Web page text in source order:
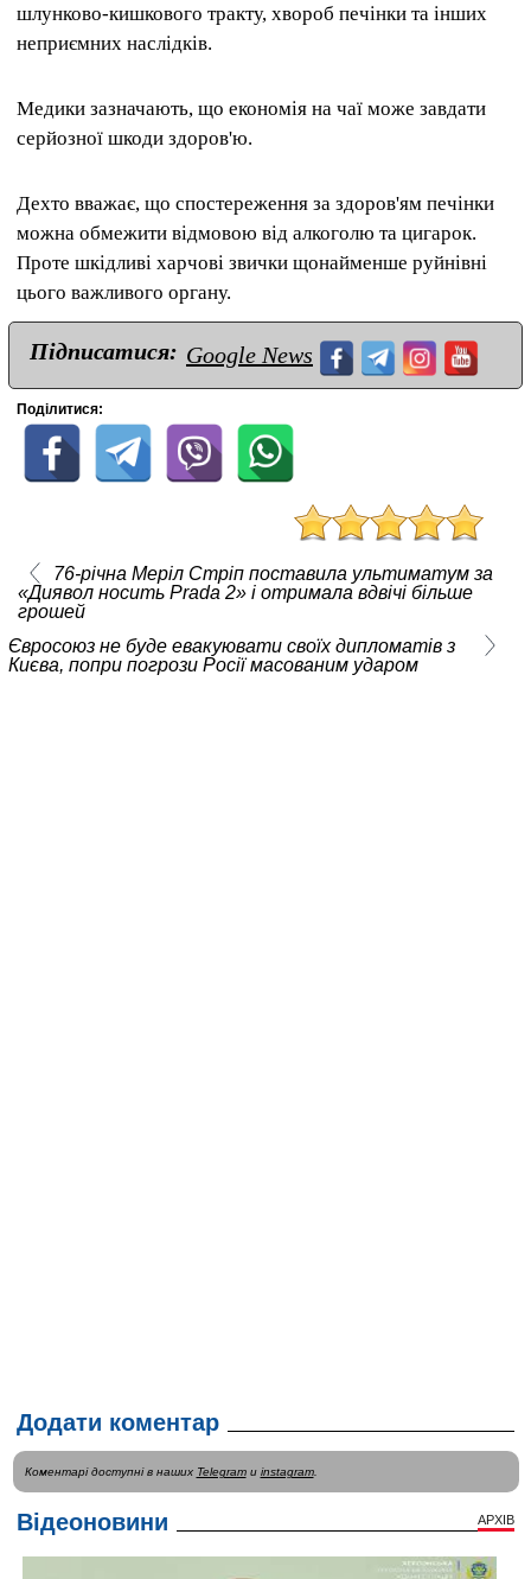
шлунково-кишкового тракту, хвороб печінки та інших
неприємних наслідків.
Медики зазначають, що економія на чаї може завдати
серйозної шкоди здоров'ю.
Дехто вважає, що спостереження за здоров'ям печінки
можна обмежити відмовою від алкоголю та цигарок.
Проте шкідливі харчові звички щонайменше руйнівні
цього важливого органу.
Підписатися: Google News
Поділитися:
76-річна Меріл Стріп поставила ультиматум за
«Диявол носить Prada 2» і отримала вдвічі більше
грошей
Євросоюз не буде евакуювати своїх дипломатів з
Києва, попри погрози Росії масованим ударом
Додати коментар
Коментарі доступні в наших Telegramи instagram.
Відеоновини АРХІВ